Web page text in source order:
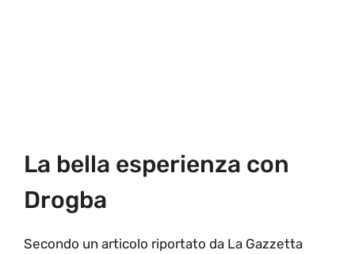
La bella esperienza con
Drogba
Secondo un articolo riportato da La Gazzetta